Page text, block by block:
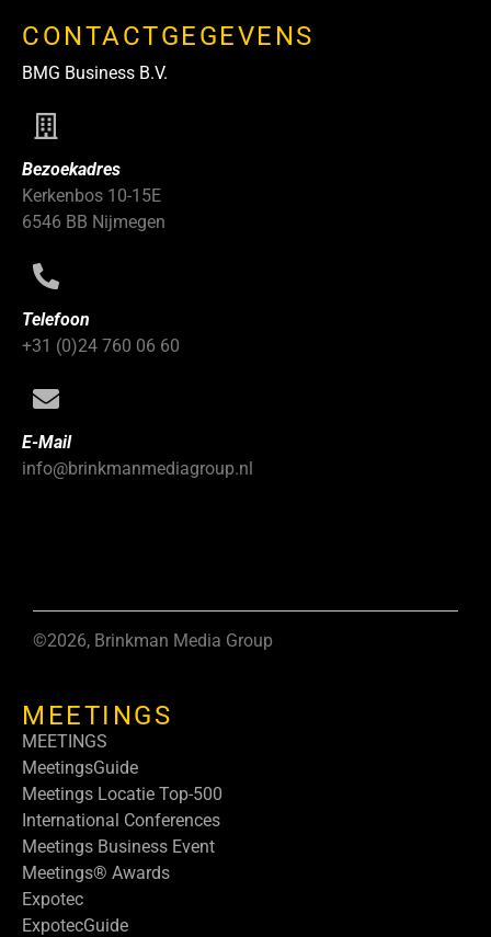
CONTACTGEGEVENS
BMG Business B.V.
Bezoekadres
Kerkenbos 10-15E
6546 BB Nijmegen
Telefoon
+31 (0)24 760 06 60
E-Mail
info@brinkmanmediagroup.nl
©2026, Brinkman Media Group
MEETINGS
MEETINGS
MeetingsGuide
Meetings Locatie Top-500
International Conferences
Meetings Business Event
Meetings® Awards
Expotec
ExpotecGuide